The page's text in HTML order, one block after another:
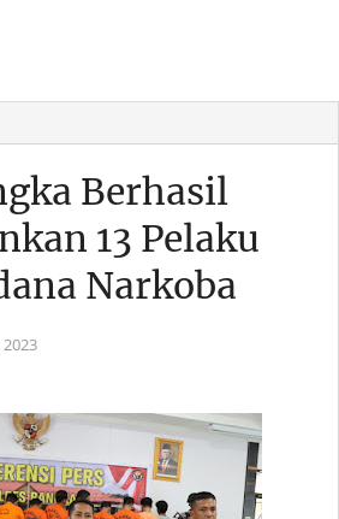
Berhasil
13 Pelaku
Narkoba